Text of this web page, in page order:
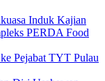
Induk Kajian
PERDA Food
Pejabat TYT Pulau